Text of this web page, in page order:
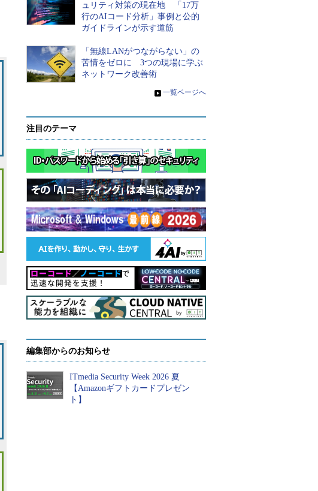
ュリティ対策の現在地 「17万
行のAIコード分析」事例と公的
ガイドラインが示す道筋
「無線LANがつながらない」の
苦情をゼロに 3つの現場に学ぶ
ネットワーク改善術
» 一覧ページへ
注目のテーマ
編集部からのお知らせ
ITmedia Security Week 2026 夏
【Amazonギフトカードプレゼン
ト】